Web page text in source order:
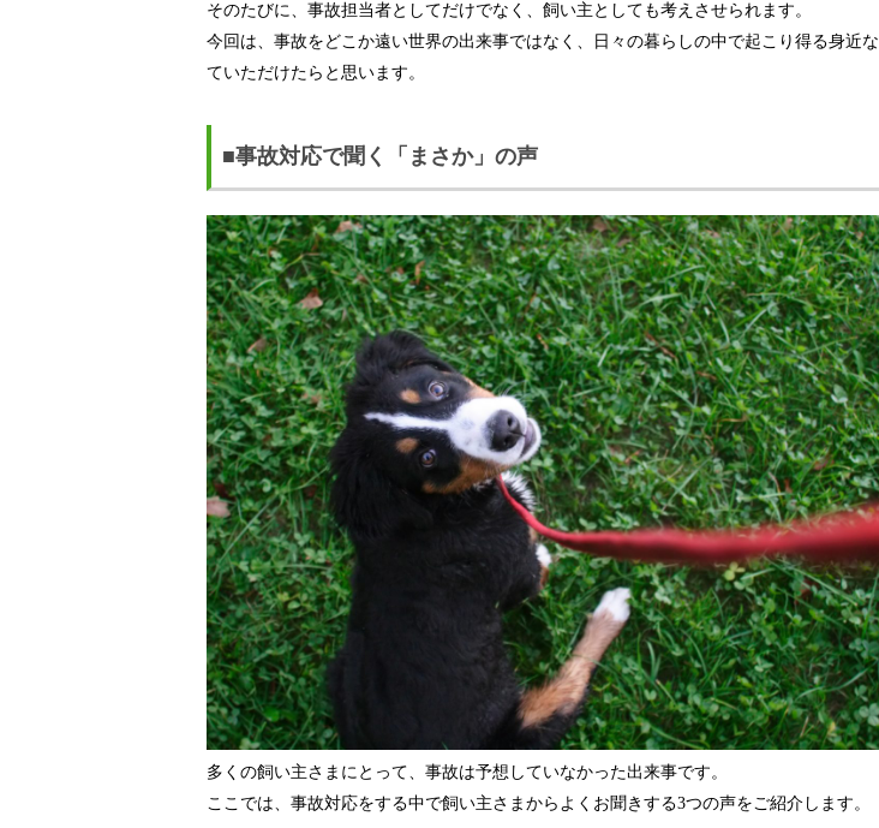
そのたびに、事故担当者としてだけでなく、飼い主としても考えさせられます。
今回は、事故をどこか遠い世界の出来事ではなく、日々の暮らしの中で起こり得る身近
ていただけたらと思います。
■事故対応で聞く「まさか」の声
多くの飼い主さまにとって、事故は予想していなかった出来事です。
ここでは、事故対応をする中で飼い主さまからよくお聞きする3つの声をご紹介します。